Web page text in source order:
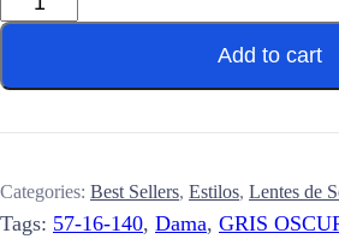
Add to cart
Categories: Best Sellers, Estilos, Lentes de
Tags: 57-16-140, Dama, GRIS